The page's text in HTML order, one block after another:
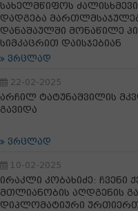
სახელმწიფოს
დადგება
დანაშაულში მონაწილე
სიმკაცრით დაისჯებიან
ვრცლად
22-02-2025
არჩილ ტატუნაშვილის
გავიდა
ვრცლად
10-02-2025
ირაკლი კობახიძე: ჩვენი
მთლიანობის აღდგენის
დიპლომატიური